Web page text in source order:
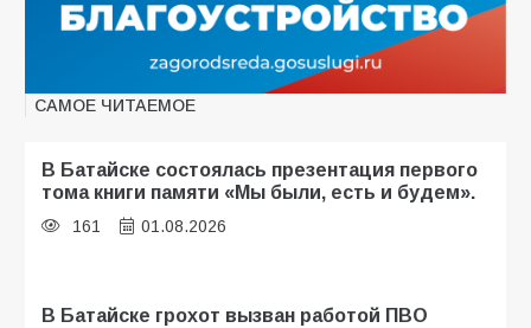
САМОЕ ЧИТАЕМОЕ
В Батайске состоялась презентация первого
тома книги памяти «Мы были, есть и будем».
161 01.08.2026
В Батайске грохот вызван работой ПВО